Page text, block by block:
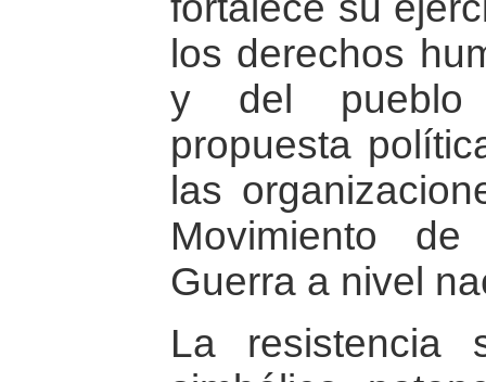
los derechos
y del pueblo
propuesta
las
Movimiento
Guerra a nivel
La resistencia